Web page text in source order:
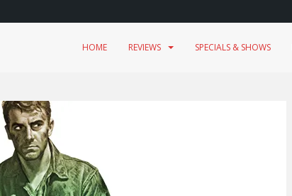
HOME REVIEWS SPECIALS & SHOWS